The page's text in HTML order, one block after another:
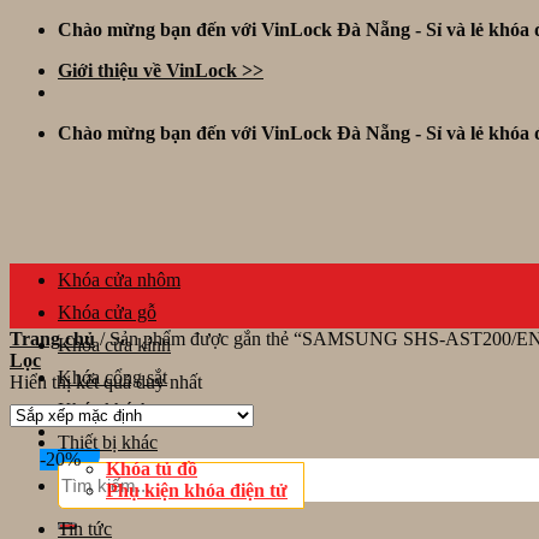
Skip
content
Chào mừng bạn đến với VinLock Đà Nẵng - Sỉ và lẻ khóa
Giới thiệu về VinLock >>
Chào mừng bạn đến với VinLock Đà Nẵng - Sỉ và lẻ khóa
Tìm
kiếm:
Khóa cửa nhôm
Khóa cửa gỗ
Khóa cửa kính
Khóa cổng sắt
Khóa khách sạn
Thiết bị khác
Khóa tủ đồ
Phụ kiện khóa điện tử
Tin tức
Trang chủ /Sản phẩm được gắn thẻ “SAMSUNG SHS-AST200/
Lọc
Hiển thị kết quả duy nhất
-20%